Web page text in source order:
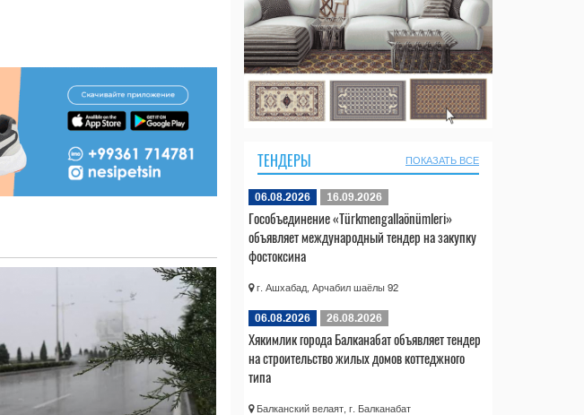
ТЕНДЕРЫ ПОКАЗАТЬ ВСЕ
06.08.2026 16.09.2026
Гособъединение «Türkmengallaönümleri»
объявляет международный тендер на закупку
фостоксина
г. Ашхабад, Арчабил шаёлы 92
06.08.2026 26.08.2026
Хякимлик города Балканабат объявляет тендер
на строительство жилых домов коттеджного
типа
Балканский велаят, г. Балканабат